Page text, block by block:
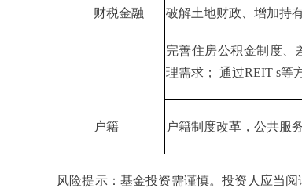
财税金融 破解土地财政、增加持
完善住房公积金制度、
理需求； 通过REIT s等
户籍 户籍制度改革，公共服
风险提示：基金投资需谨慎。投资人应当